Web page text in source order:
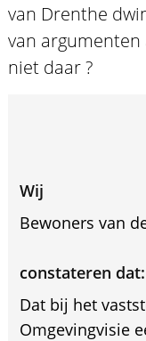
van Drenthe
van
niet daar ?
Wij
Bewoners van
constateren dat:
Dat bij het
Omgevingvisie